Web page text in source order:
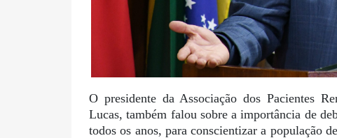
O presidente da Associação dos Pacientes
Lucas, também falou sobre a importância de
todos os anos, para conscientizar a população